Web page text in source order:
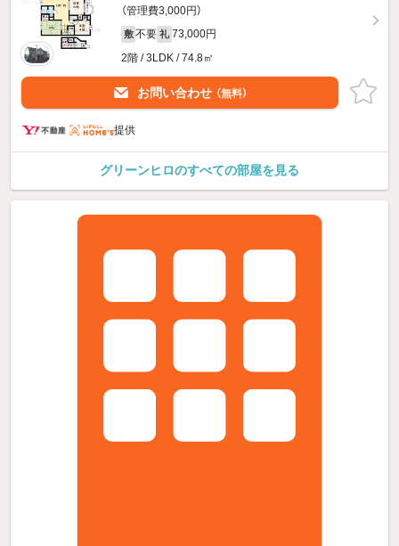
（管理費3,000円）
敷 不要 礼 73,000円
2階 / 3LDK / 74.8㎡
お問い合わせ （無料）
提供
グリーンヒロのすべての部屋を見る